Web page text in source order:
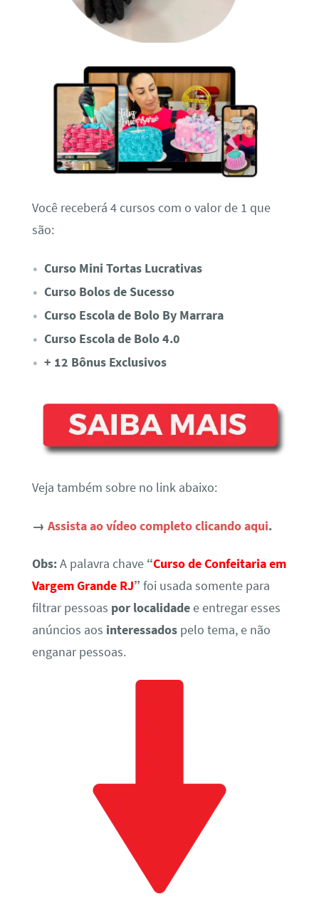
Você receberá 4 cursos com o valor de 1 que
são:
Curso Mini Tortas Lucrativas
Curso Bolos de Sucesso
Curso Escola de Bolo By Marrara
Curso Escola de Bolo 4.0
+ 12 Bônus Exclusivos
Veja também sobre no link abaixo:
→ Assista ao vídeo completo clicando aqui.
Obs:A palavra chave “Curso de Confeitaria em
Vargem Grande RJ” foi usada somente para
filtrar pessoas por localidadee entregar esses
anúncios aos interessadospelo tema, e não
enganar pessoas.